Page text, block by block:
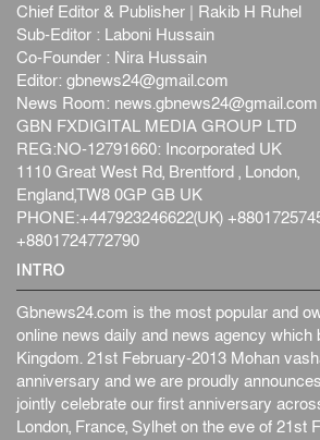
Chief Editor & Publisher | Rakib H Ruhel
Sub-Editor : Laboni Hussain
Co-Founder : Nira Hussain
Editor: gbnews24@gmail.com
News Room: news.gbnews24@gmail.com
GBN FXDIGITAL MEDIA GROUP LTD
REG:NO-12791660: Incorporated UK
1110 Great West Rd, Brentford , London,
England,TW8 0GP GB UK
PHONE:+447923246622(UK)
+8801724772790
INTRO
Gbnews24.com is the most popular and
online news daily and news agency which
Kingdom. 21st February-2013 Mohan
anniversary and we are proudly
jointly celebrate our first anniversary
London, France, Sylhet on the eve of 21st